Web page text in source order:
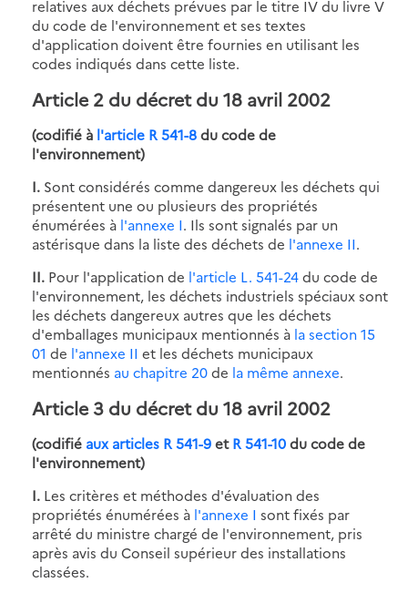
relatives aux déchets prévues par le titre IV du livre V
du code de l'environnement et ses textes
d'application doivent être fournies en utilisant les
codes indiqués dans cette liste.
Article 2 du décret du 18 avril 2002
(codifié à l'article R 541-8du code de
l'environnement)
I. Sont considérés comme dangereux les déchets qui
présentent une ou plusieurs des propriétés
énumérées à l'annexe I. Ils sont signalés par un
astérisque dans la liste des déchets de l'annexe II.
II. Pour l'application de l'article L. 541-24du code de
l'environnement, les déchets industriels spéciaux sont
les déchets dangereux autres que les déchets
d'emballages municipaux mentionnés à la section 15
01 de l'annexe II et les déchets municipaux
mentionnés au chapitre 20de la même annexe.
Article 3 du décret du 18 avril 2002
(codifié aux articles R 541-9etR 541-10du code de
l'environnement)
I. Les critères et méthodes d'évaluation des
propriétés énumérées à l'annexe I sont fixés par
arrêté du ministre chargé de l'environnement, pris
après avis du Conseil supérieur des installations
classées.